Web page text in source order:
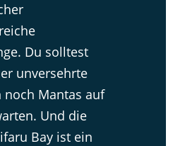
Du solltest
unversehrte
noch Mantas auf
Und die
Bay ist ein